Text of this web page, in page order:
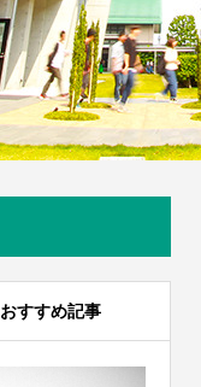
おすすめ記事